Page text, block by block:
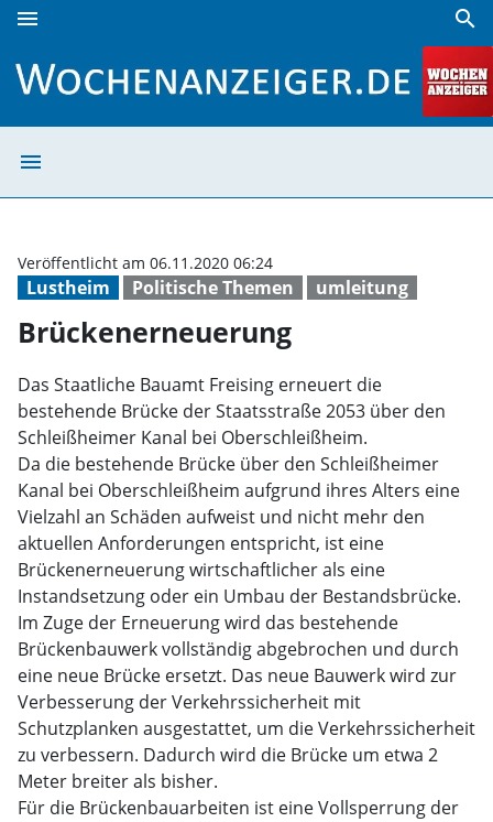
menu search
menu
Lustheim Politische Themen umleitung
Veröffentlicht am 06.11.2020 06:24
Brückenerneuerung
Das Staatliche Bauamt Freising erneuert die
bestehende Brücke der Staatsstraße 2053 über den
Schleißheimer Kanal bei Oberschleißheim.
Da die bestehende Brücke über den Schleißheimer
Kanal bei Oberschleißheim aufgrund ihres Alters eine
Vielzahl an Schäden aufweist und nicht mehr den
aktuellen Anforderungen entspricht, ist eine
Brückenerneuerung wirtschaftlicher als eine
Instandsetzung oder ein Umbau der Bestandsbrücke.
Im Zuge der Erneuerung wird das bestehende
Brückenbauwerk vollständig abgebrochen und durch
eine neue Brücke ersetzt. Das neue Bauwerk wird zur
Verbesserung der Verkehrssicherheit mit
Schutzplanken ausgestattet, um die Verkehrssicherheit
zu verbessern. Dadurch wird die Brücke um etwa 2
Meter breiter als bisher.
Für die Brückenbauarbeiten ist eine Vollsperrung der